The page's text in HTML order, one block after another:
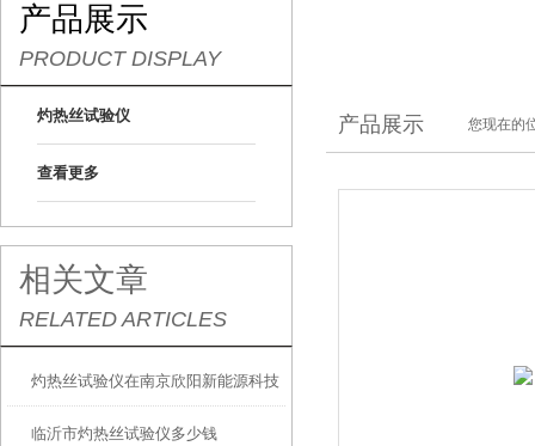
产品展示
PRODUCT DISPLAY
灼热丝试验仪
查看更多
相关文章
RELATED ARTICLES
灼热丝试验仪在南京欣阳新能源科技
培训完毕
临沂市灼热丝试验仪多少钱
产品展示 您现在的